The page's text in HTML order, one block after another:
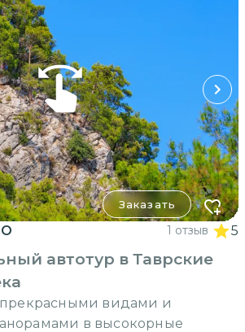
Заказать
1 отзыв 5
автотур в Таврские
прекрасными видами и
в высокорные